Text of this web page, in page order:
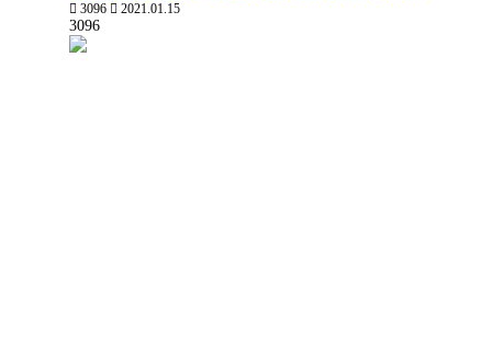
3096 2021.01.15
3096